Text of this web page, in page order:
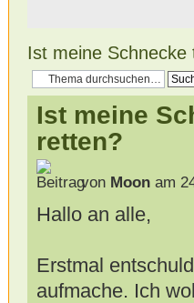
Ist meine
Ist meine
retten?
von Moonam
Hallo an alle,
Erstmal
aufmache. Ich